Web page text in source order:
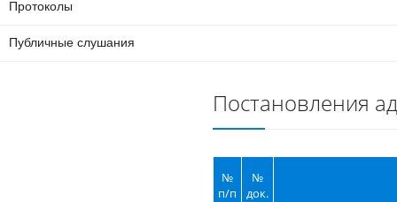
Протоколы
Публичные слушания
Постановления
№
п/п
№
док.